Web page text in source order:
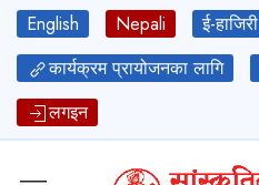
English Nepali ई-हाजिरी
कार्यक्रम प्रायोजनका लागि
लगइन